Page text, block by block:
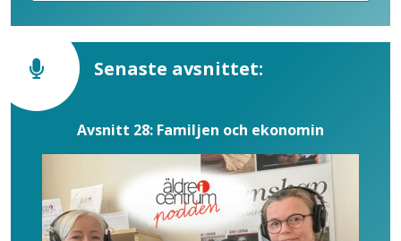
Senaste avsnittet:
Avsnitt 28: Familjen och ekonomin